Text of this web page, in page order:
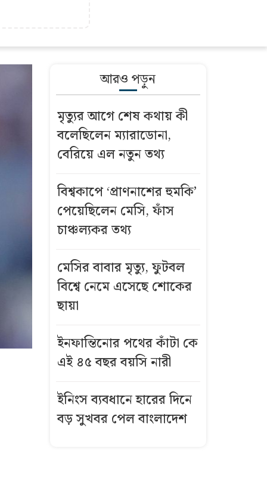
আরও পড়ুন
মৃত্যুর আগে শেষ কথায় কী
বলেছিলেন ম্যারাডোনা,
বেরিয়ে এল নতুন তথ্য
বিশ্বকাপে ‘প্রাণনাশের হুমকি’
পেয়েছিলেন মেসি, ফাঁস
চাঞ্চল্যকর তথ্য
মেসির বাবার মৃত্যু, ফুটবল
বিশ্বে নেমে এসেছে শোকের
ছায়া
ইনফান্তিনোর পথের কাঁটা কে
এই ৪৫ বছর বয়সি নারী
ইনিংস ব্যবধানে হারের দিনে
বড় সুখবর পেল বাংলাদেশ